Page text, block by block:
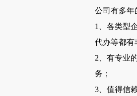
公司有多年
1、各类型
代办等都有
2、有专业
务；
3、值得信